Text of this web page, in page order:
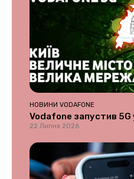
НОВИНИ VODAFONE
Vodafone запустив 5G
22 Липня 2026